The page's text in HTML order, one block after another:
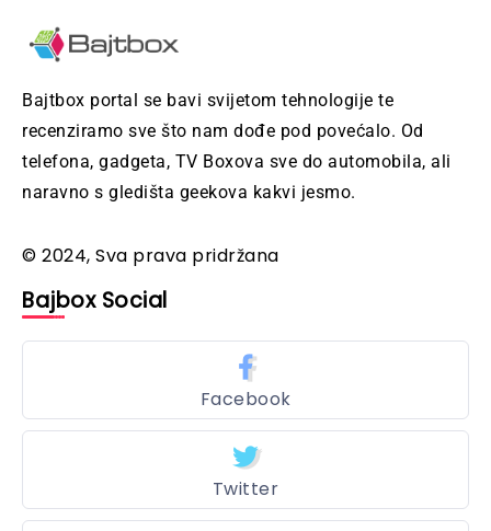
Bajtbox portal se bavi svijetom tehnologije te
recenziramo sve što nam dođe pod povećalo. Od
telefona, gadgeta, TV Boxova sve do automobila, ali
naravno s gledišta geekova kakvi jesmo.
© 2024, Sva prava pridržana
Bajbox Social
Facebook
Twitter